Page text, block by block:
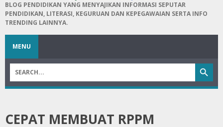
BLOG PENDIDIKAN YANG MENYAJIKAN INFORMASI SEPUTAR
PENDIDIKAN, LITERASI, KEGURUAN DAN KEPEGAWAIAN SERTA INFO
TRENDING LAINNYA.
MENU
CEPAT MEMBUAT RPPM